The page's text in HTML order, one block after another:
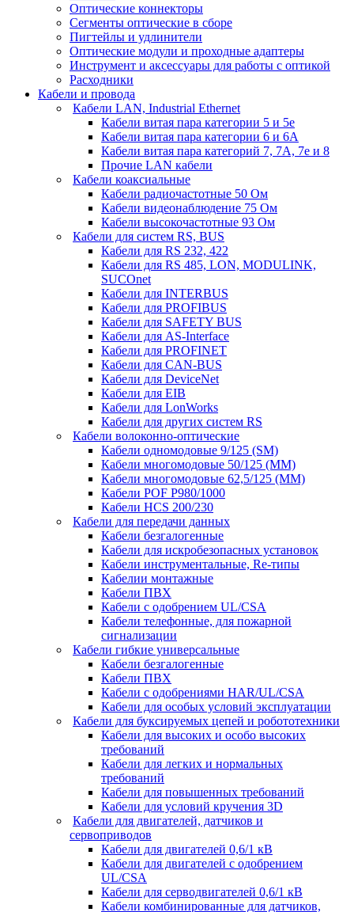
Оптические коннекторы
Сегменты оптические в сборе
Пигтейлы и удлинители
Оптические модули и проходные адаптеры
Инструмент и аксессуары для работы с оптикой
Расходники
Кабели и провода
Кабели LAN, Industrial Ethernet
Кабели витая пара категории 5 и 5е
Кабели витая пара категории 6 и 6A
Кабели витая пара категорий 7, 7А, 7е и 8
Прочие LAN кабели
Кабели коаксиальные
Кабели радиочастотные 50 Ом
Кабели видеонаблюдение 75 Ом
Кабели высокочастотные 93 Ом
Кабели для систем RS, BUS
Кабели для RS 232, 422
Кабели для RS 485, LON, MODULINK,
SUCOnet
Кабели для INTERBUS
Кабели для PROFIBUS
Кабели для SAFETY BUS
Кабели для AS-Interface
Кабели для PROFINET
Кабели для CAN-BUS
Кабели для DeviceNet
Кабели для EIB
Кабели для LonWorks
Кабели для других систем RS
Кабели волоконно-оптические
Кабели одномодовые 9/125 (SM)
Кабели многомодовые 50/125 (ММ)
Кабели многомодовые 62,5/125 (ММ)
Кабели POF P980/1000
Кабели HCS 200/230
Кабели для передачи данных
Кабели безгалогенные
Кабели для искробезопасных установок
Кабели инструментальные, Re-типы
Кабелии монтажные
Кабели ПВХ
Кабели с одобрением UL/CSA
Кабели телефонные, для пожарной
сигнализации
Кабели гибкие универсальные
Кабели безгалогенные
Кабели ПВХ
Кабели с одобрениями HAR/UL/CSA
Кабели для особых условий эксплуатации
Кабели для буксируемых цепей и робототехники
Кабели для высоких и особо высоких
требований
Кабели для легких и нормальных
требований
Кабели для повышенных требований
Кабели для условий кручения 3D
Кабели для двигателей, датчиков и
сервоприводов
Кабели для двигателей 0,6/1 кВ
Кабели для двигателей с одобрением
UL/CSA
Кабели для серводвигателей 0,6/1 кВ
Кабели комбинированные для датчиков,